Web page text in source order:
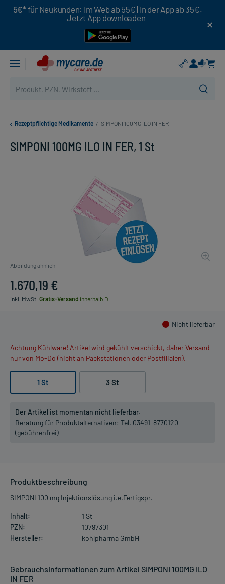
5€* für Neukunden: Im Web ab 55€ | In der App ab 35€.
Jetzt App downloaden
Rezeptpflichtige Medikamente / SIMPONI 100MG ILO IN FER
SIMPONI 100MG ILO IN FER, 1 St
Abbildung ähnlich
1.670,19 €
inkl. MwSt. Gratis-Versand innerhalb D.
Nicht lieferbar
Achtung Kühlware! Artikel wird gekühlt verschickt, daher Versand
nur von Mo-Do (nicht an Packstationen oder Postfilialen).
1 St 3 St
Der Artikel ist momentan nicht lieferbar.
Beratung für Produktalternativen: Tel. 03491-8770120
(gebührenfrei)
Produktbeschreibung
SIMPONI 100 mg Injektionslösung i.e.Fertigspr.
Inhalt:
1 St
PZN:
10797301
Hersteller:
kohlpharma GmbH
Gebrauchsinformationen zum Artikel SIMPONI 100MG ILO
IN FER